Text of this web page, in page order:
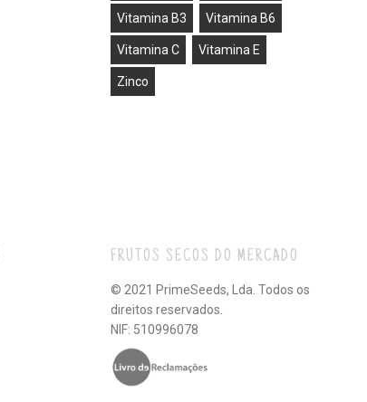
Vitamina B3 Vitamina B6
Vitamina C Vitamina E
Zinco
FRUTOS SECOS DO MERCADO
© 2021 PrimeSeeds, Lda. Todos os
direitos reservados.
NIF: 510996078